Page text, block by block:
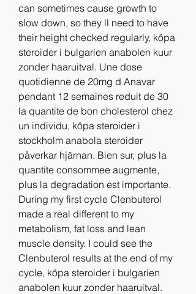
can sometimes cause growth to
slow down, so they ll need to have
their height checked regularly, köpa
steroider i bulgarien anabolen kuur
zonder haaruitval. Une dose
quotidienne de 20mg d Anavar
pendant 12 semaines reduit de 30
la quantite de bon cholesterol chez
un individu, köpa steroider i
stockholm anabola steroider
påverkar hjärnan. Bien sur, plus la
quantite consommee augmente,
plus la degradation est importante.
During my first cycle Clenbuterol
made a real different to my
metabolism, fat loss and lean
muscle density. I could see the
Clenbuterol results at the end of my
cycle, köpa steroider i bulgarien
anabolen kuur zonder haaruitval.